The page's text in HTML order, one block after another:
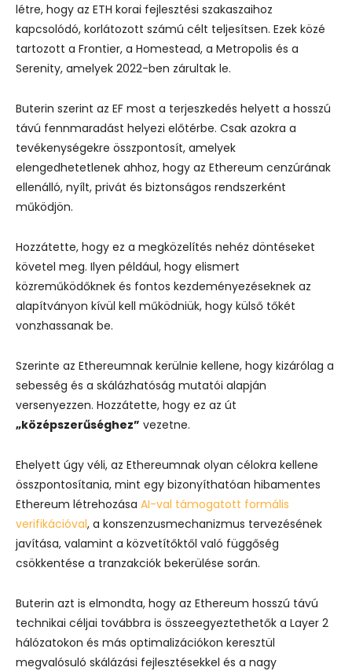
létre, hogy az ETH korai fejlesztési szakaszaihoz
kapcsolódó, korlátozott számú célt teljesítsen. Ezek közé
tartozott a Frontier, a Homestead, a Metropolis és a
Serenity, amelyek 2022-ben zárultak le.
Buterin szerint az EF most a terjeszkedés helyett a hosszú
távú fennmaradást helyezi előtérbe. Csak azokra a
tevékenységekre összpontosít, amelyek
elengedhetetlenek ahhoz, hogy az Ethereum cenzúrának
ellenálló, nyílt, privát és biztonságos rendszerként
működjön.
Hozzátette, hogy ez a megközelítés nehéz döntéseket
követel meg. Ilyen például, hogy elismert
közreműködőknek és fontos kezdeményezéseknek az
alapítványon kívül kell működniük, hogy külső tőkét
vonzhassanak be.
Szerinte az Ethereumnak kerülnie kellene, hogy kizárólag a
sebesség és a skálázhatóság mutatói alapján
versenyezzen. Hozzátette, hogy ez az út
„középszerűséghez” vezetne.
Ehelyett úgy véli, az Ethereumnak olyan célokra kellene
összpontosítania, mint egy bizonyíthatóan hibamentes
Ethereum létrehozása AI-val támogatott formális
verifikációval, a konszenzusmechanizmus tervezésének
javítása, valamint a közvetítőktől való függőség
csökkentése a tranzakciók bekerülése során.
Buterin azt is elmondta, hogy az Ethereum hosszú távú
technikai céljai továbbra is összeegyeztethetők a Layer 2
hálózatokon és más optimalizációkon keresztül
megvalósuló skálázási fejlesztésekkel és a nagy